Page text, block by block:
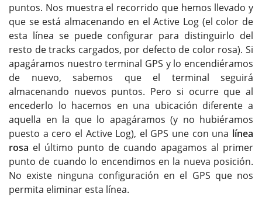
puntos. Nos muestra el recorrido que hemos llevado y
que se está almacenando en el Active Log (el color de
esta línea se puede configurar para distinguirlo del
resto de tracks cargados, por defecto de color rosa). Si
apagáramos nuestro terminal GPS y lo encendiéramos
de nuevo, sabemos que el terminal seguirá
almacenando nuevos puntos. Pero si ocurre que al
encederlo lo hacemos en una ubicación diferente a
aquella en la que lo apagáramos (y no hubiéramos
puesto a cero el Active Log), el GPS une con una línea
rosa el último punto de cuando apagamos al primer
punto de cuando lo encendimos en la nueva posición.
No existe ninguna configuración en el GPS que nos
permita eliminar esta línea.